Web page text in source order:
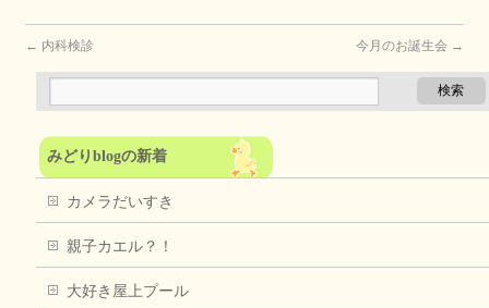
← 内科検診 今月のお誕生会 →
みどりblogの新着
カメラだいすき
親子カエル？！
大好き屋上プール